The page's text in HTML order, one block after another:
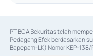
PT BCA Sekuritas telah
Pedagang Efek berdasarkan
Bapepam-LK) Nomor KEP-